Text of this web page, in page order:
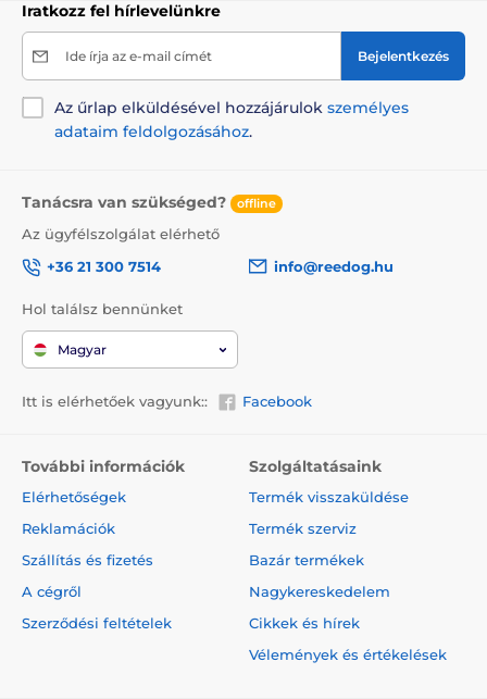
Iratkozz fel hírlevelünkre
Ide írja az e-mail címét Bejelentkezés
Az űrlap elküldésével hozzájárulok személyes
adataim feldolgozásához.
Tanácsra van szükséged? offline
Az ügyfélszolgálat elérhető
+36 21 300 7514
info@reedog.hu
Hol találsz bennünket
Magyar
Itt is elérhetőek vagyunk:: Facebook
További információk
Elérhetőségek
Reklamációk
Szállítás és fizetés
A cégről
Szerződési feltételek
Szolgáltatásaink
Termék visszaküldése
Termék szerviz
Bazár termékek
Nagykereskedelem
Cikkek és hírek
Vélemények és értékelések